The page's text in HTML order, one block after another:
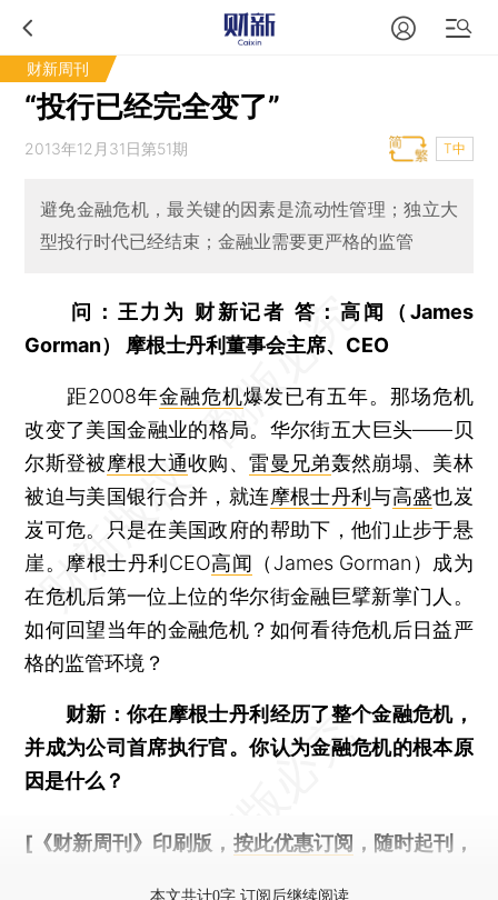
财新周刊
“投行已经完全变了”
2013年12月31日第51期 T中
避免金融危机，最关键的因素是流动性管理；独立大
型投行时代已经结束；金融业需要更严格的监管
问：王力为 财新记者 答：高闻（James
Gorman） 摩根士丹利董事会主席、CEO
距2008年金融危机爆发已有五年。那场危机
改变了美国金融业的格局。华尔街五大巨头——贝
尔斯登被摩根大通收购、雷曼兄弟轰然崩塌、美林
被迫与美国银行合并，就连摩根士丹利与高盛也岌
岌可危。只是在美国政府的帮助下，他们止步于悬
崖。摩根士丹利CEO高闻 （James Gorman）成为
在危机后第一位上位的华尔街金融巨擘新掌门人。
如何回望当年的金融危机？如何看待危机后日益严
格的监管环境？
财新：你在摩根士丹利经历了整个金融危机，
并成为公司首席执行官。你认为金融危机的根本原
因是什么？
[《财新周刊》印刷版， 按此优惠订阅 ，随时起刊，
本文共计0字 订阅后继续阅读